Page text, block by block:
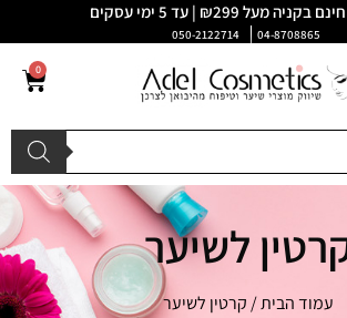
מעל ₪299 | עד 5 ימי עסקים
04-8708865
050-2122714
0
לשיער
עמוד הבית/ קרטין לשיער